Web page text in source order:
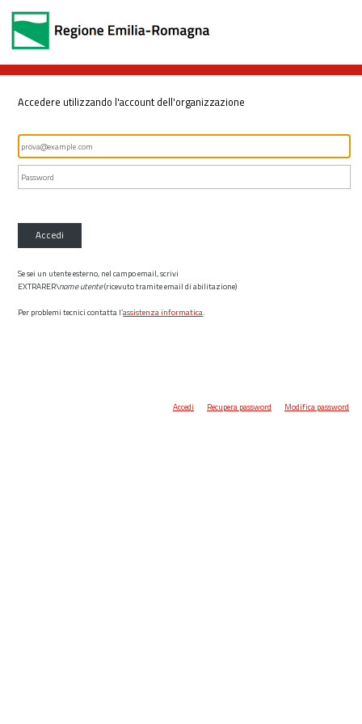
Accedere utilizzando l'account dell'organizzazione
Accedi
Se sei un utente esterno, nel campo email, scrivi
EXTRARER\nome utente(ricevuto tramite email di abilitazione)
Per problemi tecnici contatta l’assistenza informatica.
Accedi Recupera password Modifica password